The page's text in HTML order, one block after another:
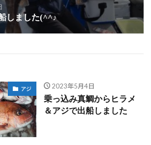
しました(^^♪
アジ 2023年5月4日
乗っ込み真鯛からヒラメ
＆アジで出船しました